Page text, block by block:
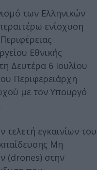
των Ελληνικών
ενίσχυση
Εθνικής
Δευτέρα 6 Ιουλίου
Περιφερειάρχη
με τον Υπουργό
εγκαινίων του
Μη
(drones) στην